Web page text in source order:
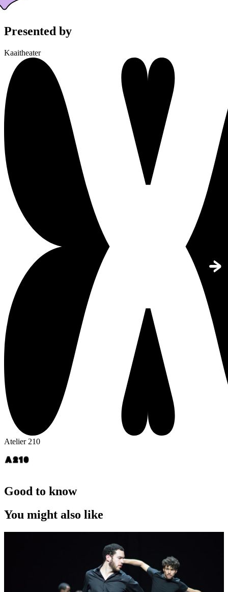
Presented by
Kaaitheater
Atelier 210
Good to know
You might also like